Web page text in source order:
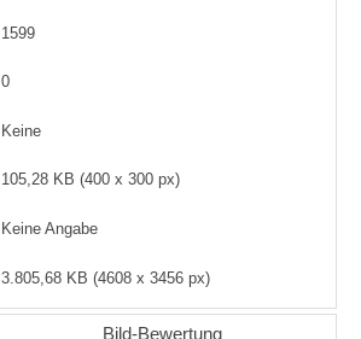
1599
0
Keine
105,28 KB (400 x 300 px)
Keine Angabe
3.805,68 KB (4608 x 3456 px)
Bild-Bewertung